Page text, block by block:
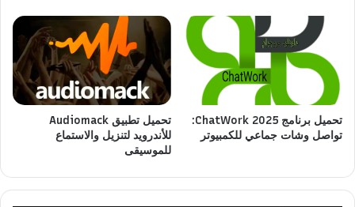
تحميل برنامج ChatWork 2025:
تواصل وشات جماعي للكمبيوتر
تحميل تطبيق Audiomack
للأندرويد لتنزيل والاستماع
للموسيقى